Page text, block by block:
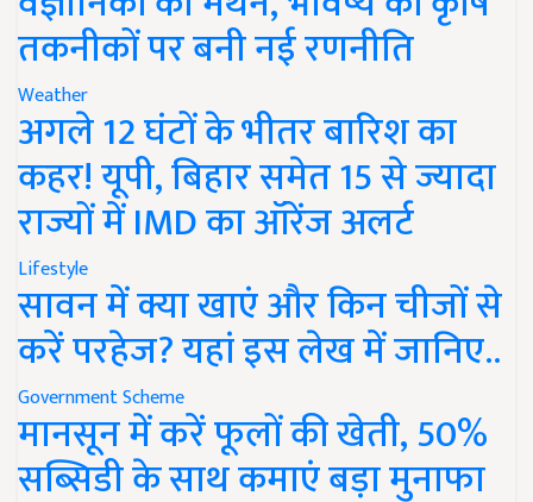
तकनीकों पर बनी नई रणनीति
Weather
अगले 12 घंटों के भीतर बारिश का
कहर! यूपी, बिहार समेत 15 से ज्यादा
राज्यों में IMD का ऑरेंज अलर्ट
Lifestyle
सावन में क्या खाएं और किन चीजों से
करें परहेज? यहां इस लेख में जानिए..
Government Scheme
मानसून में करें फूलों की खेती, 50%
सब्सिडी के साथ कमाएं बड़ा मुनाफा